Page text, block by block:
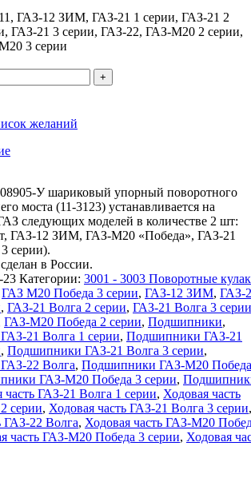
ГАЗ-12 ЗИМ, ГАЗ-21 1 серии, ГАЗ-21 2
ГАЗ-21 3 серии, ГАЗ-22, ГАЗ-М20 2 серии,
3 серии
желаний
У шариковый упорный поворотного
моста (11-3123) устанавливается на
следующих моделей в количестве 2 шт:
ГАЗ-12 ЗИМ, ГАЗ-М20 «Победа», ГАЗ-21
серии).
в России.
23 Категории: 3001 - 3003 Поворотные
ГАЗ М20 Победа 3 серии, ГАЗ-12 ЗИМ, ГАЗ-
, ГАЗ-21 Волга 2 серии, ГАЗ-21 Волга 3 серии
ГАЗ-М20 Победа 2 серии, Подшипники,
21 Волга 1 серии, Подшипники ГАЗ-21
, Подшипники ГАЗ-21 Волга 3 серии,
22 Волга, Подшипники ГАЗ-М20
ГАЗ-М20 Победа 3 серии,
часть ГАЗ-21 Волга 1 серии, Ходовая часть
серии, Ходовая часть ГАЗ-21 Волга 3 серии,
ГАЗ-22 Волга, Ходовая часть ГАЗ-М20
часть ГАЗ-М20 Победа 3 серии, Ходовая